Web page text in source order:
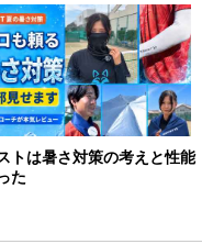
トは暑さ対策の考えと性能
た